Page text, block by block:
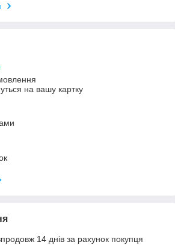
на вашу картку
14 днів за рахунок покупця